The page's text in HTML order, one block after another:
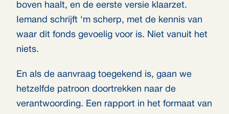
boven haalt, en de eerste versie klaarzet.
Iemand schrijft ‘m scherp, met de kennis van
waar dit fonds gevoelig voor is. Niet vanuit het
niets.
En als de aanvraag toegekend is, gaan we
hetzelfde patroon doortrekken naar de
verantwoording. Een rapport in het formaat van